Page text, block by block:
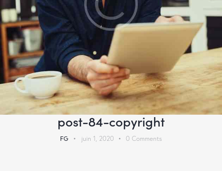
post-84-copyright
FG juin 1, 2020 0 Comments